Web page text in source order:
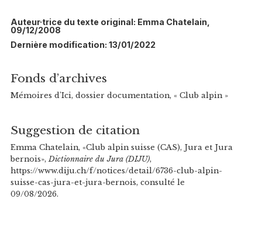
Auteur·trice du texte original: Emma Chatelain,
09/12/2008
Dernière modification: 13/01/2022
Fonds d’archives
Mémoires d'Ici, dossier documentation, « Club alpin »
Suggestion de citation
Emma Chatelain, «Club alpin suisse (CAS), Jura et Jura
bernois»,Dictionnaire du Jura (DIJU),
https://www.diju.ch/f/notices/detail/6736-club-alpin-
suisse-cas-jura-et-jura-bernois, consulté le
09/08/2026.